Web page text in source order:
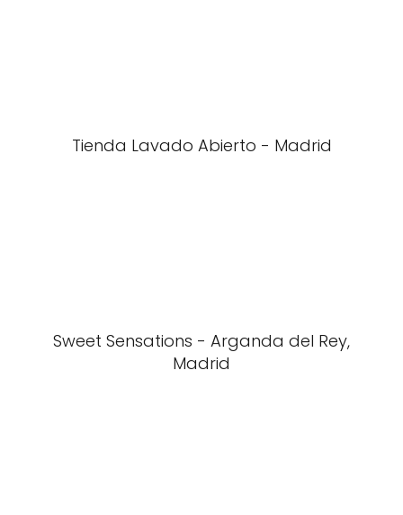
Tienda Lavado Abierto - Madrid
Sweet Sensations - Arganda del Rey,
Madrid